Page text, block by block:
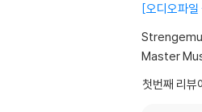
오디오파
Master
첫번째 리뷰